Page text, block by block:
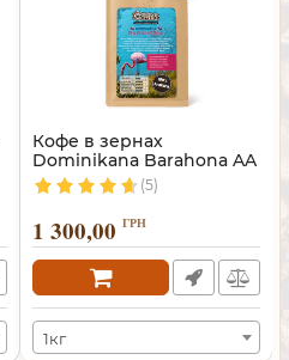
Кофе в зернах
Dominikana Barahona AA
(Доминикана)
(5)
1 300,00 ГРН
1кг